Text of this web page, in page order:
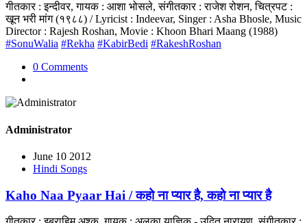
गीतकार : इन्दीवर, गायक : आशा भोसले, संगीतकार : राजेश रोशन, चित्रपट :
खून भरी मांग (१९८८) / Lyricist : Indeevar, Singer : Asha Bhosle, Music
Director : Rajesh Roshan, Movie : Khoon Bhari Maang (1988)
#SonuWalia #Rekha #KabirBedi #RakeshRoshan
0 Comments
Administrator
June 10 2012
Hindi Songs
Kaho Naa Pyaar Hai / कहो ना प्यार है, कहो ना प्यार है